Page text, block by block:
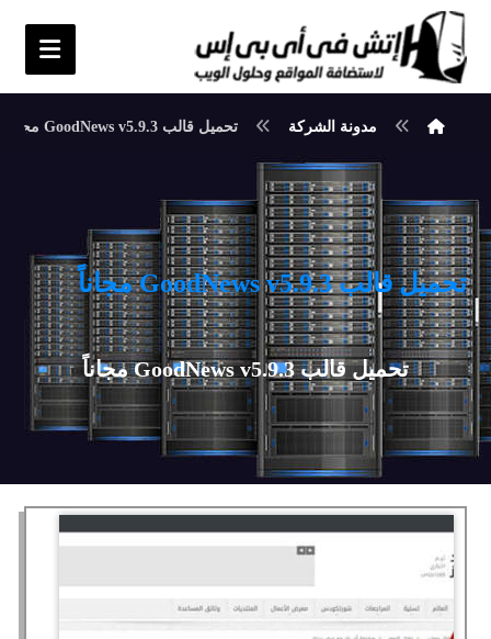
مدونة الشركة تحميل قالب GoodNews v5.9.3 مجاناً
تحميل قالب GoodNews v5.9.3 مجاناً
تحميل قالب GoodNews v5.9.3 مجاناً